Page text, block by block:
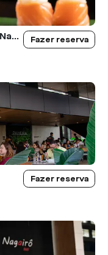
Nagairô Sushi - Paseo Alto das Nações Fazer reserva
Fazer reserva